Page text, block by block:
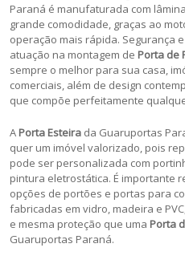
Paraná é manufaturada com
grande comodidade, graças ao
operação mais rápida. Segurança
atuação na montagem de Porta de
sempre o melhor para sua casa,
comerciais, além de design
que compõe perfeitamente
A Porta Esteira da Guaruportas
quer um imóvel valorizado, pois
pode ser personalizada com
pintura eletrostática. É importante
opções de portões e portas para
fabricadas em vidro, madeira e
e mesma proteção que uma Porta
Guaruportas Paraná.